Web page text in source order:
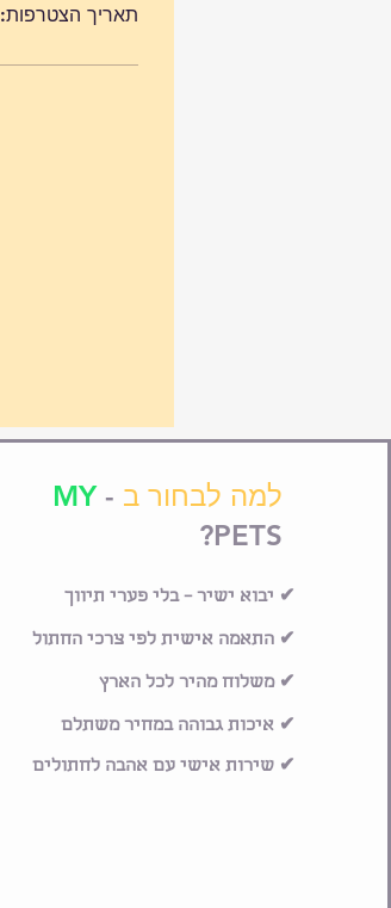
תאריך הצטרפות: 17 באוג׳ 2025
למה לבחור ב -
MY
PETS?
✔ יבוא ישיר – בלי פערי תיווך
✔ התאמה אישית לפי צרכי החתול
✔ משלוח מהיר לכל הארץ
✔ איכות גבוהה במחיר משתלם
✔ שירות אישי עם אהבה לחתולים